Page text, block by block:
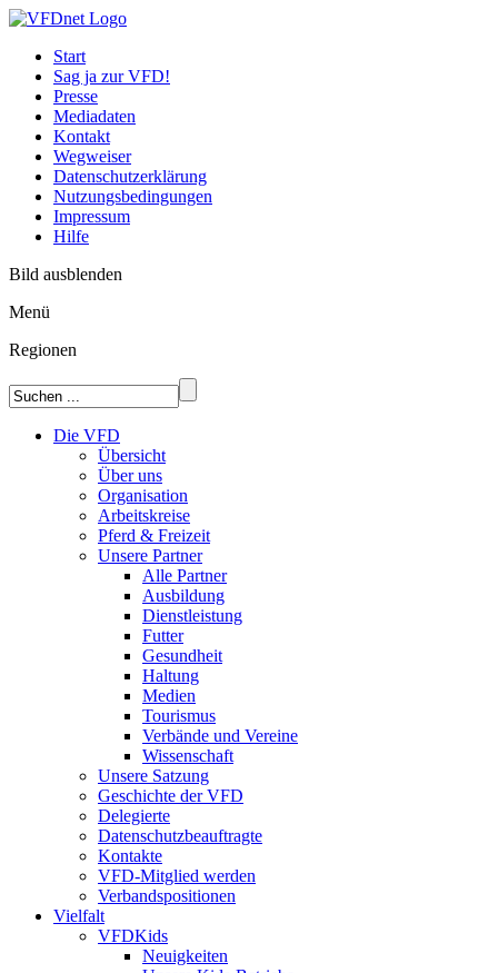
Start
Sag ja zur VFD!
Presse
Mediadaten
Kontakt
Wegweiser
Datenschutzerklärung
Nutzungsbedingungen
Impressum
Hilfe
Bild ausblenden
Menü
Regionen
Die VFD
Übersicht
Über uns
Organisation
Arbeitskreise
Pferd & Freizeit
Unsere Partner
Alle Partner
Ausbildung
Dienstleistung
Futter
Gesundheit
Haltung
Medien
Tourismus
Verbände und Vereine
Wissenschaft
Unsere Satzung
Geschichte der VFD
Delegierte
Datenschutzbeauftragte
Kontakte
VFD-Mitglied werden
Verbandspositionen
Vielfalt
VFDKids
Neuigkeiten